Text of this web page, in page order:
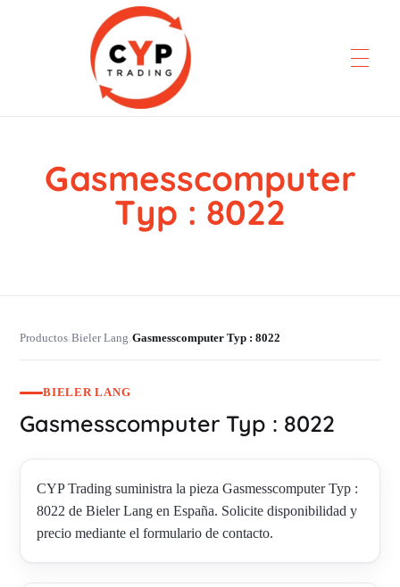
CYP Trading
Professionelle Ersatzteilbeschaffung
Gasmesscomputer
Typ : 8022
Productos›Bieler Lang›Gasmesscomputer Typ : 8022
BIELER LANG
Gasmesscomputer Typ : 8022
CYP Trading suministra la pieza Gasmesscomputer Typ :
8022 de Bieler Lang en España. Solicite disponibilidad y
precio mediante el formulario de contacto.